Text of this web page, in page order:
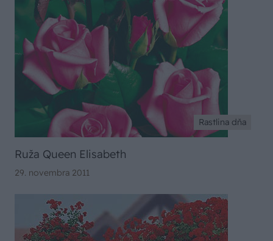
Rastlina dňa
Ruža Queen Elisabeth
29. novembra 2011